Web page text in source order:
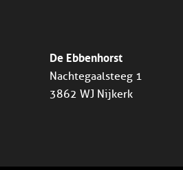
De Ebbenhorst
Nachtegaalsteeg 1
3862 WJ Nijkerk